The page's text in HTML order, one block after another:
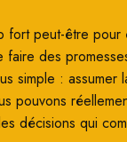
fort peut-être pour
faire des
simple : assumer
pouvons
décisions qui